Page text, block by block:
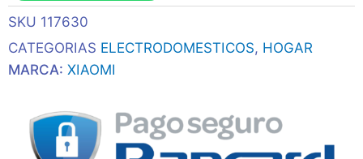
Portatil
Xiaomi
Vacuum
E10/E12/E10c
SKU 117630
CATEGORIAS ELECTRODOMESTICOS, HOGAR
MARCA: XIAOMI